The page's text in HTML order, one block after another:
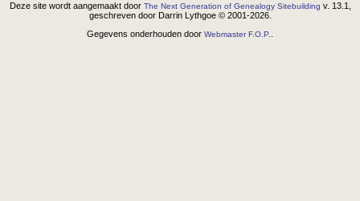
Deze site wordt aangemaakt door The Next Generation of Genealogy Sitebuilding v. 13.1,
geschreven door Darrin Lythgoe © 2001-2026.
Gegevens onderhouden door Webmaster F.O.P.